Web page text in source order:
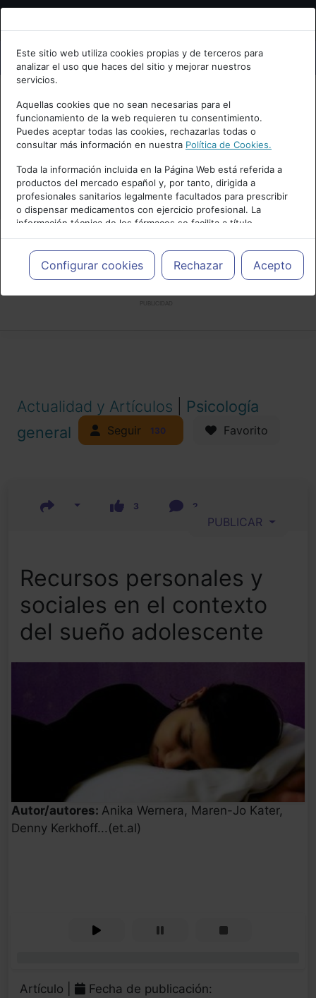
Bienvenid@ a psiquiatria.com
Escribe tu Email
Accede o regístrate con tu email.
Cancelar
Este sitio web utiliza cookies propias y de terceros para
analizar el uso que haces del sitio y mejorar nuestros
servicios.
Aquellas cookies que no sean necesarias para el
funcionamiento de la web requieren tu consentimiento.
Puedes aceptar todas las cookies, rechazarlas todas o
consultar más información en nuestra Política de Cookies.
Toda la información incluida en la Página Web está referida a
productos del mercado español y, por tanto, dirigida a
profesionales sanitarios legalmente facultados para prescribir
o dispensar medicamentos con ejercicio profesional. La
información técnica de los fármacos se facilita a título
meramente informativo, siendo responsabilidad de los
profesionales facultados prescribir medicamentos y decidir, en
cada caso concreto, el tratamiento más adecuado a las
necesidades del paciente.
Configurar cookies Rechazar Acepto
Actualidad y Artículos
Psicología
general
Seguir 130 Favorito
3 2
PUBLICAR
Recursos personales y
sociales en el contexto
del sueño adolescente
Autor/autores: Anika Wernera, Maren-Jo Kater,
Denny Kerkhoff...(et.al)
Artículo |
Fecha de publicación: